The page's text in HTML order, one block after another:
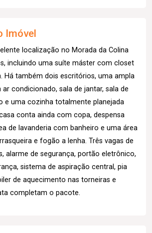
Imóvel
localização no Morada da Colina
incluindo uma suíte máster com closet
Há também dois escritórios, uma ampla
condicionado, sala de jantar, sala de
e uma cozinha totalmente planejada
conta ainda com copa, despensa
de lavanderia com banheiro e uma área
e fogão a lenha. Três vagas de
alarme de segurança, portão eletrônico,
sistema de aspiração central, pia
de aquecimento nas torneiras e
completam o pacote.